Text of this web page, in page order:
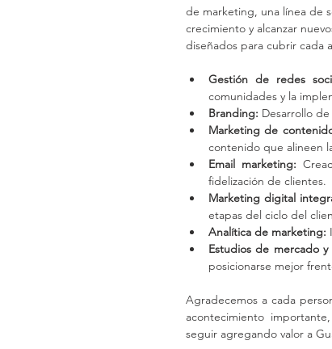
de marketing, una línea de
crecimiento y alcanzar
diseñados para cubrir cada
Gestión de redes
comunidades y la
Branding: Desarrollo
Marketing de
contenido que alineen
Email marketing:
fidelización de clientes.
Marketing digital
etapas del ciclo del
Analítica de marketing:
Estudios de mercado y
posicionarse mejor
Agradecemos a cada
acontecimiento
seguir agregando valor a